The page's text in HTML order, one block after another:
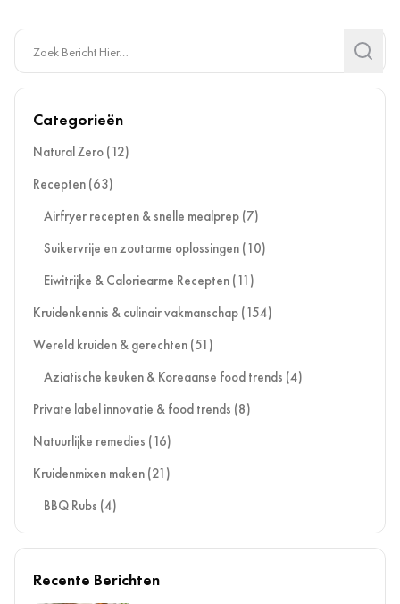
Search
Search
Categorieën
Natural Zero (12)
Recepten (63)
Airfryer recepten & snelle mealprep (7)
Suikervrije en zoutarme oplossingen (10)
Eiwitrijke & Caloriearme Recepten (11)
Kruidenkennis & culinair vakmanschap (154)
Wereld kruiden & gerechten (51)
Aziatische keuken & Koreaanse food trends (4)
Private label innovatie & food trends (8)
Natuurlijke remedies (16)
Kruidenmixen maken (21)
BBQ Rubs (4)
Recente Berichten